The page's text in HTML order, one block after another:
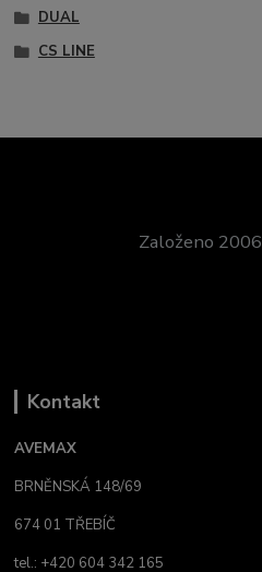
DUAL
CS LINE
Založeno 2006
Kontakt
AVEMAX
BRNĚNSKÁ 148/69
674 01 TŘEBÍČ
tel.: +420 604 342 165